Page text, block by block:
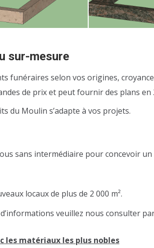
sur-mesure
funéraires selon vos origines,
de prix et peut fournir des plans en
du Moulin s’adapte à vos projets.
sans intermédiaire pour concevoir
locaux de plus de 2 000 m².
veuillez nous consulter
les matériaux les plus nobles